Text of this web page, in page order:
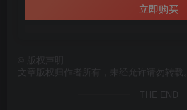
立即购买
版权声明
文章版权归作者所有，未经允许请勿转载。
THE END